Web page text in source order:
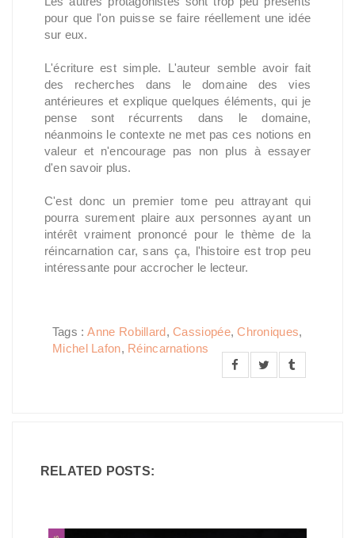
pour que l'on puisse se faire réellement une idée
sur eux.
L'écriture est simple. L'auteur semble avoir fait
des recherches dans le domaine des vies
antérieures et explique quelques éléments, qui je
pense sont récurrents dans le domaine,
néanmoins le contexte ne met pas ces notions en
valeur et n'encourage pas non plus à essayer
d'en savoir plus.
C'est donc un premier tome peu attrayant qui
pourra surement plaire aux personnes ayant un
intérêt vraiment prononcé pour le thème de la
réincarnation car, sans ça, l'histoire est trop peu
intéressante pour accrocher le lecteur.
Tags :Anne Robillard,Cassiopée,Chroniques,
Michel Lafon, Réincarnations
RELATED POSTS: